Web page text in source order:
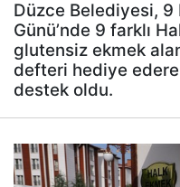
Düzce Belediyesi, 9
Günü’nde 9 farklı
glutensiz ekmek
defteri hediye
destek oldu.